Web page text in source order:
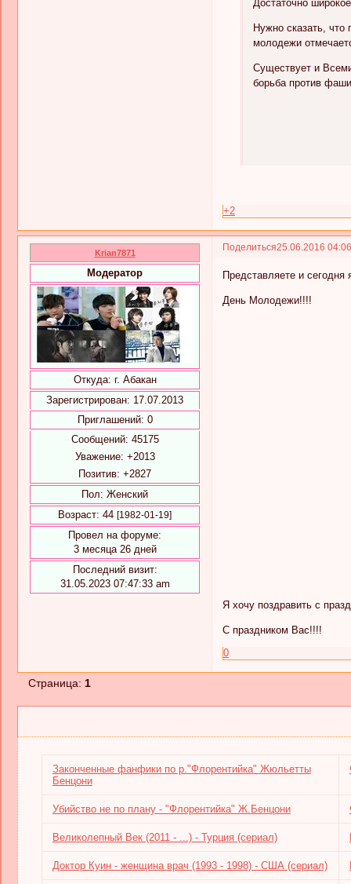
Достаточно
Нужно сказать,
молодежи
Существует и
борьба против
+2
Поделиться25.06.2016
Krian7871
Модератор
Откуда: г. Абакан
Зарегистрирован: 17.07.2013
Приглашений: 0
Сообщений: 45175
Уважение: +2013
Позитив: +2827
Пол: Женский
Возраст: 44 [1982-01-19]
Провел на форуме:
3 месяца 26 дней
Последний визит:
31.05.2023 07:47:33 am
Представляете и
День Молодежи!!!!
Я хочу поздравить с
С праздником Вас!!!!
0
Страница:1
Законченные фанфики по р."Флорентийка" Жюльетты
Бенцони
Убийство не по плану - "Флорентийка" Ж.Бенцони
Великолепный Век (2011 - ...) - Турция (сериал)
Доктор Куин - женщина врач (1993 - 1998) - США (сериал)